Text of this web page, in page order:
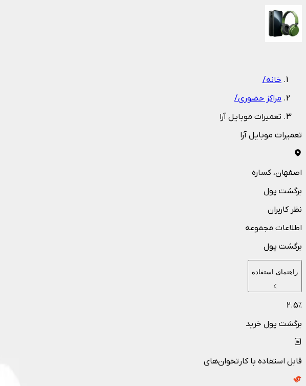
خانه/
مراکز حضوری/
تعمیرات موبایل آرا
تعمیرات موبایل آرا
اصفهان، کساره
برگشت پول
نظر کاربران
اطلاعات مجموعه
برگشت پول
راهنمای استفاده
2.5٪
برگشت پول خرید
قابل استفاده با کارتخوان‌های